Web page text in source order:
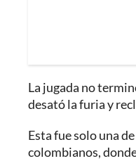
La jugada no
desató la furia y
Esta fue solo una
colombianos,